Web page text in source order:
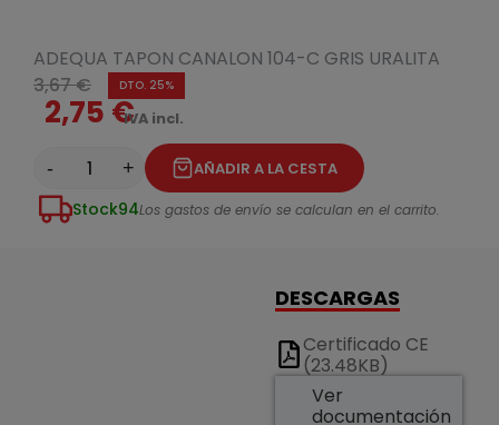
ADEQUA TAPON CANALON 104-C GRIS URALITA
3,67 €
DTO. 25%
2,75 €IVA incl.
- + AÑADIR A LA CESTA
Stock94Los gastos de envío se calculan en el carrito.
DESCARGAS
Certificado CE
(23.48KB)
Ver
documentación